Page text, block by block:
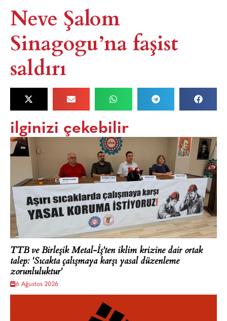
Neve Şalom
Sinagogu’na faşist
saldırı
ilginizi çekebilir
TTB ve Birleşik Metal-İş'ten iklim krizine dair ortak
talep: 'Sıcakta çalışmaya karşı yasal düzenleme
zorunluluktur'
6 Ağustos 2026